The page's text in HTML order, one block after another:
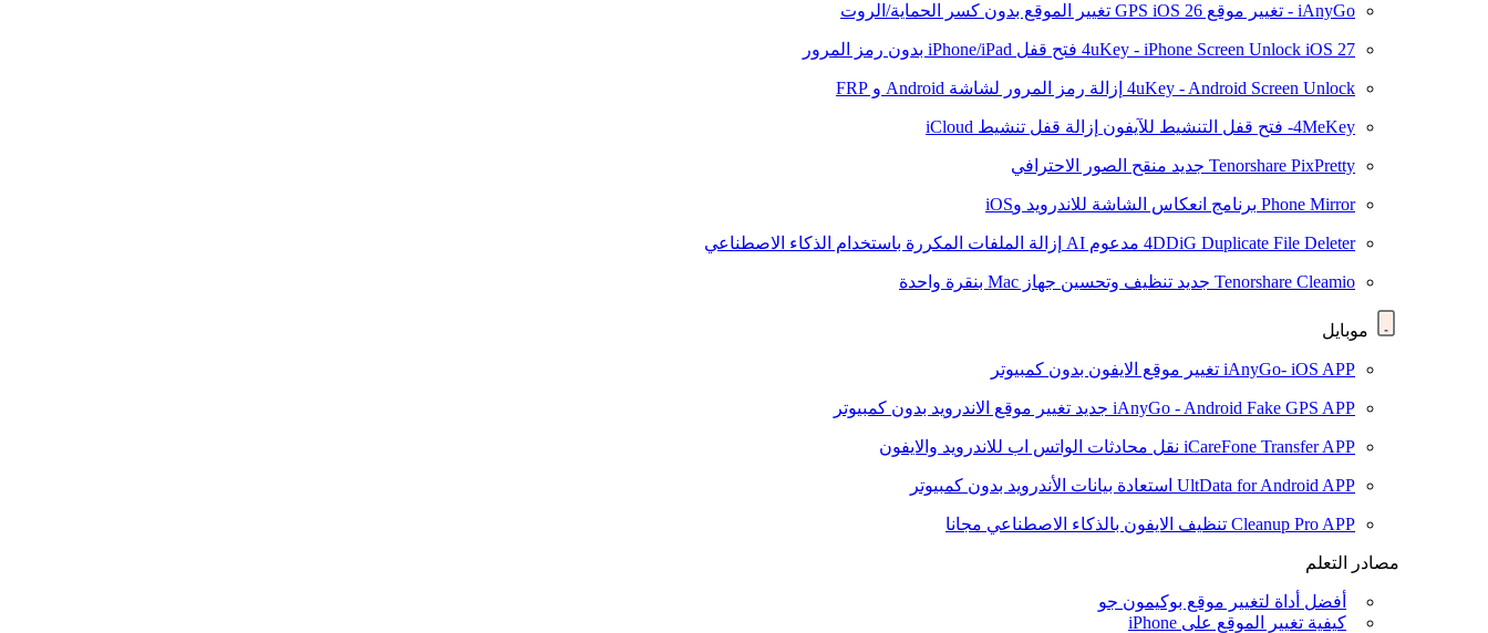
iAnyGo - تغيير موقع GPS iOS 26 تغيير الموقع بدون كسر الحماية/الروت
4uKey - iPhone Screen Unlock iOS 27 فتح قفل iPhone/iPad بدون رمز المرور
4uKey - Android Screen Unlock إزالة رمز المرور لشاشة Android و FRP
4MeKey- فتح قفل التنشيط للآيفون إزالة قفل تنشيط iCloud
Tenorshare PixPretty جديد منقح الصور الاحترافي
Phone Mirror برنامج انعكاس الشاشة للاندرويد وiOS
4DDiG Duplicate File Deleter مدعوم AI إزالة الملفات المكررة باستخدام الذكاء الاصطناعي
Tenorshare Cleamio جديد تنظيف وتحسين جهاز Mac بنقرة واحدة
موبايل
iAnyGo- iOS APP تغيير موقع الايفون بدون كمبيوتر
iAnyGo - Android Fake GPS APP جديد تغيير موقع الاندرويد بدون كمبيوتر
iCareFone Transfer APP نقل محادثات الواتس اب للاندرويد والايفون
UltData for Android APP استعادة بيانات الأندرويد بدون كمبيوتر
Cleanup Pro APP تنظيف الايفون بالذكاء الاصطناعي مجانا
مصادر التعلم
أفضل أداة لتغيير موقع بوكيمون جو
كيفية تغيير الموقع على iPhone